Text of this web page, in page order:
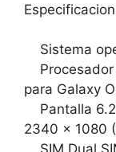
Sistema
Procesador
para Galaxy
Pantalla
2340 x 1080
SIM Dual